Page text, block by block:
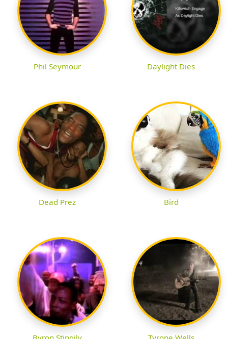
Phil Seymour Daylight Dies
Dead Prez Bird